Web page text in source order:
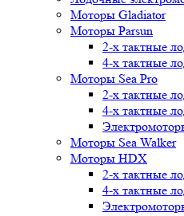
Моторы Gladiator
Моторы Parsun
2-х тактные
4-х тактные
Моторы Sea Pro
2-х тактные
4-х тактные
Моторы Sea Walker
Моторы HDX
2-х тактные
4-х тактные